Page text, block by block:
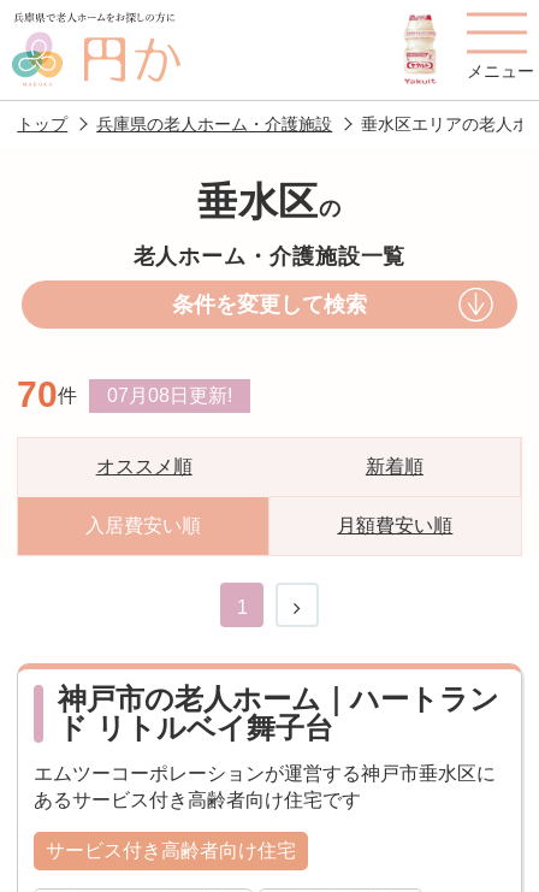
メニュー
老人ホームを
円かについて 費用について
老人ホームの種類
スタッフ紹介
おすすめ施設特集 施設関係者の方へ
トップ 兵庫県の老人ホーム・介護施設 垂水区エリアの老人ホ
垂水区の
老人ホーム・介護施設一覧
条件を変更して検索
70件 07月08日 更新!
オススメ順 新着順
入居費安い順 月額費安い順
1
神戸市の老人ホーム｜ハートラン
ド リトルベイ舞子台
エムツーコーポレーションが運営する神戸市垂水区に
あるサービス付き高齢者向け住宅です
サービス付き高齢者向け住宅